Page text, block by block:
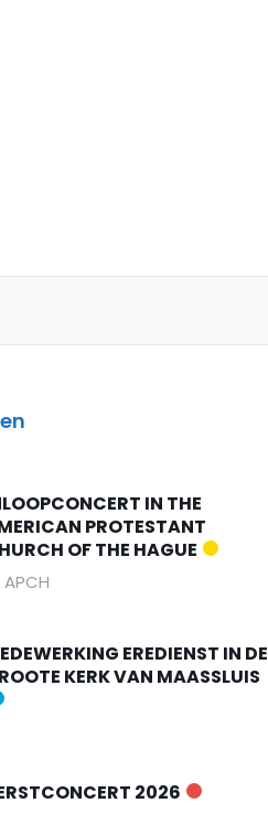
IN THE
PROTESTANT
OF THE HAGUE
APCH
EREDIENST IN DE
KERK VAN MAASSLUIS
2026